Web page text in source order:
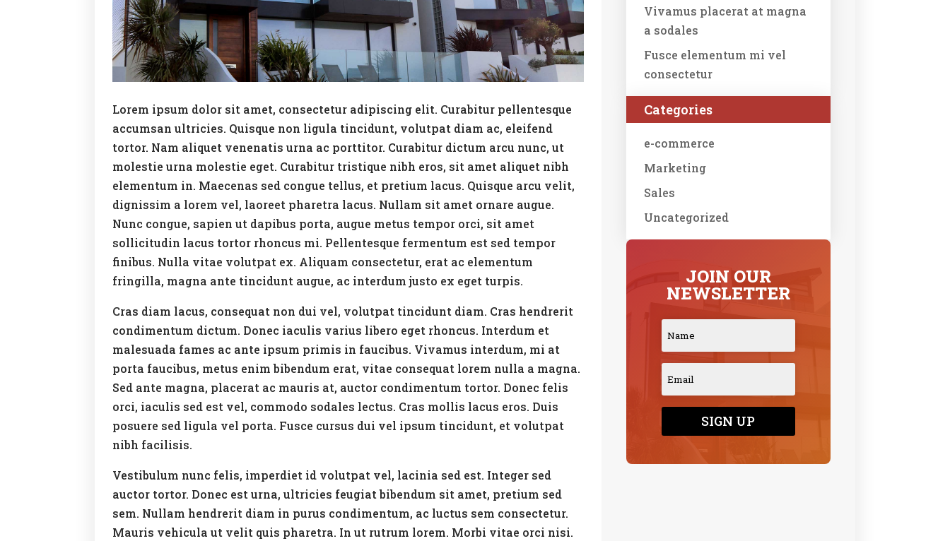
Lorem ipsum dolor sit amet, consectetur adipiscing elit. Curabitur pellentesque
accumsan ultricies. Quisque non ligula tincidunt, volutpat diam ac, eleifend
tortor. Nam aliquet venenatis urna ac porttitor. Curabitur dictum arcu nunc, ut
molestie urna molestie eget. Curabitur tristique nibh eros, sit amet aliquet nibh
elementum in. Maecenas sed congue tellus, et pretium lacus. Quisque arcu velit,
dignissim a lorem vel, laoreet pharetra lacus. Nullam sit amet ornare augue.
Nunc congue, sapien ut dapibus porta, augue metus tempor orci, sit amet
sollicitudin lacus tortor rhoncus mi. Pellentesque fermentum est sed tempor
finibus. Nulla vitae volutpat ex. Aliquam consectetur, erat ac elementum
fringilla, magna ante tincidunt augue, ac interdum justo ex eget turpis.
Cras diam lacus, consequat non dui vel, volutpat tincidunt diam. Cras hendrerit
condimentum dictum. Donec iaculis varius libero eget rhoncus. Interdum et
malesuada fames ac ante ipsum primis in faucibus. Vivamus interdum, mi at
porta faucibus, metus enim bibendum erat, vitae consequat lorem nulla a magna.
Sed ante magna, placerat ac mauris at, auctor condimentum tortor. Donec felis
orci, iaculis sed est vel, commodo sodales lectus. Cras mollis lacus eros. Duis
posuere sed ligula vel porta. Fusce cursus dui vel ipsum tincidunt, et volutpat
nibh facilisis.
Vestibulum nunc felis, imperdiet id volutpat vel, lacinia sed est. Integer sed
auctor tortor. Donec est urna, ultricies feugiat bibendum sit amet, pretium sed
sem. Nullam hendrerit diam in purus condimentum, ac luctus sem consectetur.
Mauris vehicula ut velit quis pharetra. In ut rutrum lorem. Morbi vitae orci nisi.
Vivamus placerat at magna
a sodales
Fusce elementum mi vel
consectetur
Categories
e-commerce
Marketing
Sales
Uncategorized
JOIN OUR
NEWSLETTER
SIGN UP